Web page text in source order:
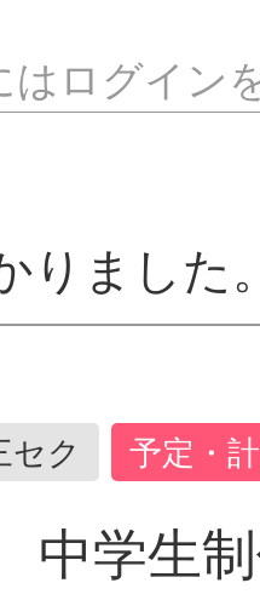
はログイン
りました
セク 予定・
学生